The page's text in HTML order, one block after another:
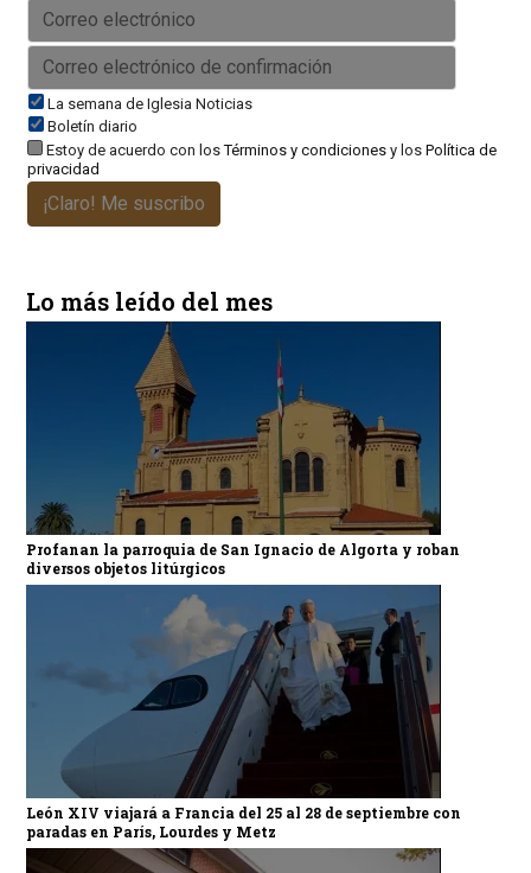
La semana de Iglesia Noticias
Boletín diario
Estoy de acuerdo con losTérminos y condicionesy los Política de
privacidad
¡Claro! Me suscribo
Lo más leído del mes
Profanan la parroquia de San Ignacio de Algorta y roban
diversos objetos litúrgicos
León XIV viajará a Francia del 25 al 28 de septiembre con
paradas en París, Lourdes y Metz